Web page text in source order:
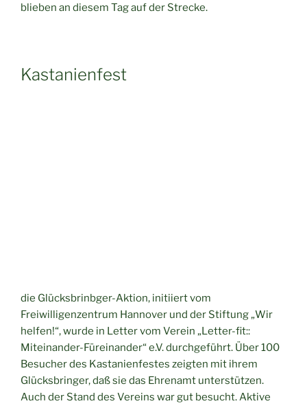
blieben an diesem Tag auf der Strecke.
Kastanienfest
die Glücksbrinbger-Aktion, initiiert vom
Freiwilligenzentrum Hannover und der Stiftung „Wir
helfen!“, wurde in Letter vom Verein „Letter-fit::
Miteinander-Füreinander“ e.V. durchgeführt. Über 100
Besucher des Kastanienfestes zeigten mit ihrem
Glücksbringer, daß sie das Ehrenamt unterstützen.
Auch der Stand des Vereins war gut besucht. Aktive